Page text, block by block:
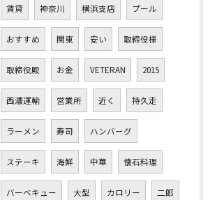
賃貸 神奈川 横浜支店 プール
おすすめ 関東 安い 取締役様
取締役殿 お金 VETERAN 2015
西濃運輸 営業所 近く 持久走
ラーメン 寿司 ハンバーグ
ステーキ 海鮮 中華 懐石料理
バーベキュー 大型 カロリー 二郎